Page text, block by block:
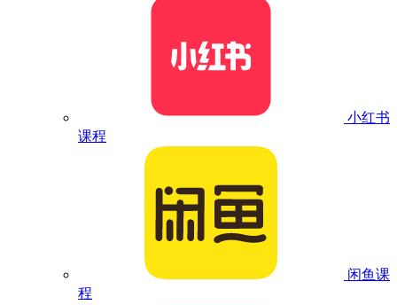
小红书
课程
闲鱼课
程